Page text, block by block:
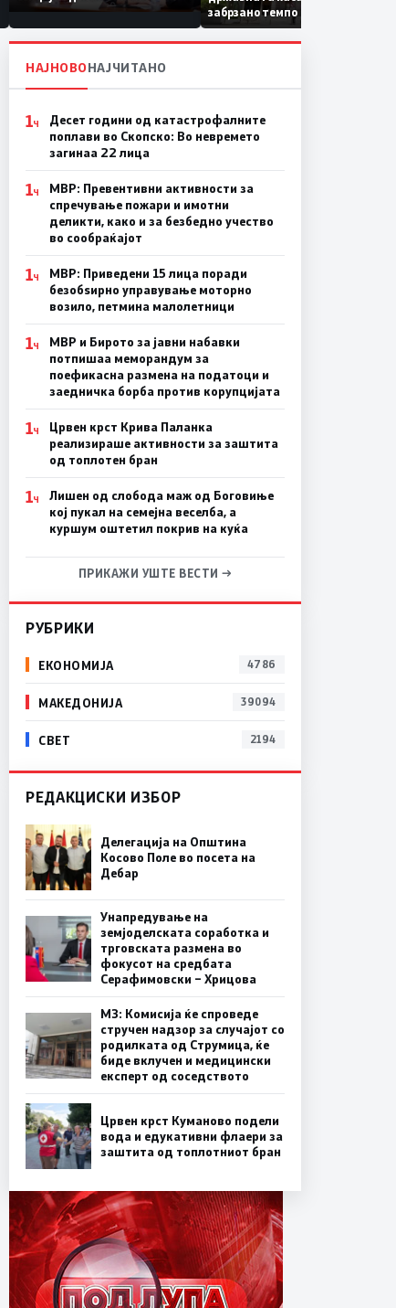
Коридор 8, Македонија
станува раскрсница на
Балканот
забрзано темпо
НАЈНОВОНАЈЧИТАНО
1Ч
Десет години од катастрофалните
поплави во Скопско: Во невремето
загинаа 22 лица
1Ч
МВР: Превентивни активности за
спречување пожари и имотни
деликти, како и за безбедно учество
во сообраќајот
1Ч
МВР: Приведени 15 лица поради
безобѕирно управување моторно
возило, петмина малолетници
1Ч
МВР и Бирото за јавни набавки
потпишаа меморандум за
поефикасна размена на податоци и
заедничка борба против корупцијата
1Ч
Црвен крст Крива Паланка
реализираше активности за заштита
од топлотен бран
1Ч
Лишен од слобода маж од Боговиње
кој пукал на семејна веселба, а
куршум оштетил покрив на куќа
ПРИКАЖИ УШТЕ ВЕСТИ →
РУБРИКИ
ЕКОНОМИЈА 4786
МАКЕДОНИЈА 39094
СВЕТ 2194
РЕДАКЦИСКИ ИЗБОР
Делегација на Општина
Косово Поле во посета на
Дебар
Унапредување на
земјоделската соработка и
трговската размена во
фокусот на средбата
Серафимовски – Хрицова
МЗ: Комисија ќе спроведе
стручен надзор за случајот со
родилката од Струмица, ќе
биде вклучен и медицински
експерт од соседството
Црвен крст Куманово подели
вода и едукативни флаери за
заштита од топлотниот бран